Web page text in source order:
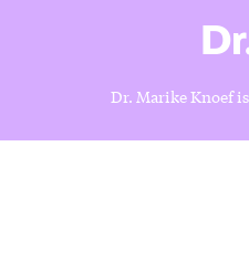
Dr. Marike Knoef